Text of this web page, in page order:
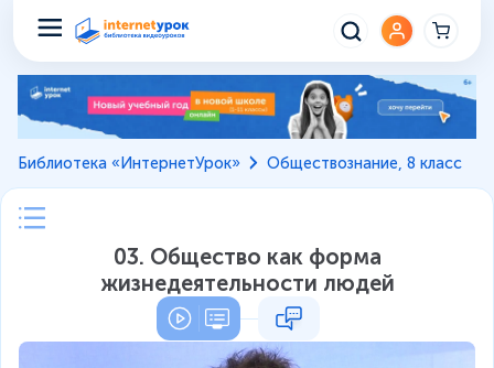
Библиотека «ИнтернетУрок» Обществознание, 8 класс
03. Общество как форма
жизнедеятельности людей